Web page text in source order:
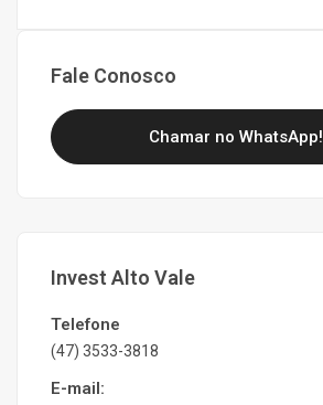
Fale Conosco
Chamar no WhatsApp!
Invest Alto Vale
Telefone
(47) 3533-3818
E-mail: